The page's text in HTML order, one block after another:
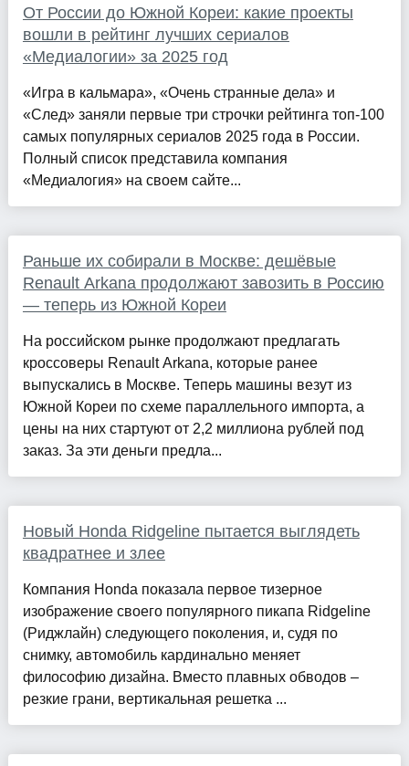
От России до Южной Кореи: какие проекты
вошли в рейтинг лучших сериалов
«Медиалогии» за 2025 год
«Игра в кальмара», «Очень странные дела» и
«След» заняли первые три строчки рейтинга топ-100
самых популярных сериалов 2025 года в России.
Полный список представила компания
«Медиалогия» на своем сайте...
Раньше их собирали в Москве: дешёвые
Renault Arkana продолжают завозить в Россию
— теперь из Южной Кореи
На российском рынке продолжают предлагать
кроссоверы Renault Arkana, которые ранее
выпускались в Москве. Теперь машины везут из
Южной Кореи по схеме параллельного импорта, а
цены на них стартуют от 2,2 миллиона рублей под
заказ. За эти деньги предла...
Новый Honda Ridgeline пытается выглядеть
квадратнее и злее
Компания Honda показала первое тизерное
изображение своего популярного пикапа Ridgeline
(Риджлайн) следующего поколения, и, судя по
снимку, автомобиль кардинально меняет
философию дизайна. Вместо плавных обводов –
резкие грани, вертикальная решетка ...